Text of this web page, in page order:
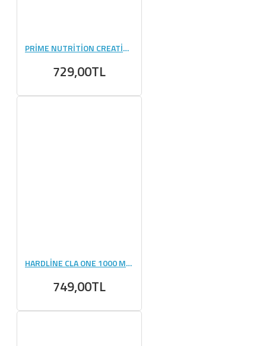
PRİME NUTRİTİON CREATİNE 420 GR CHERRY BLAST
729,00TL
HARDLİNE CLA ONE 1000 MG - 100 KAPSÜL
749,00TL